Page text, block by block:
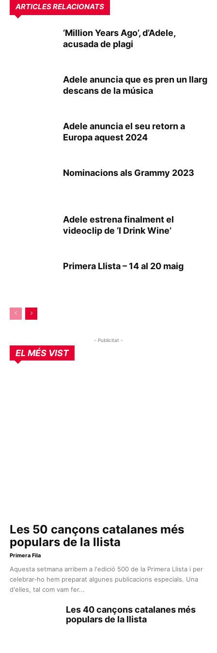
ARTICLES RELACIONATS
‘Million Years Ago’, d’Adele,
acusada de plagi
Adele anuncia que es pren un llarg
descans de la música
Adele anuncia el seu retorn a
Europa aquest 2024
Nominacions als Grammy 2023
Adele estrena finalment el
videoclip de ‘I Drink Wine’
Primera Llista – 14 al 20 maig
- Publicitat -
EL MÉS VIST
Les 50 cançons catalanes més
populars de la llista
Primera Fila
Aquesta setmana arribem a l'edició 500 de la Primera Llista i per
celebrar-ho hem preparat algunes publicacions especials. Una
d'elles, tal com vam fer...
Les 40 cançons catalanes més
populars de la llista